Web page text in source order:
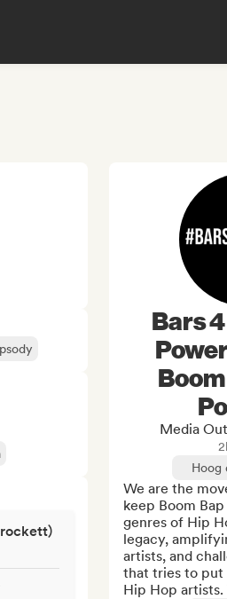
Bars
Media
Hoog
We are the
keep Boom
genres of Hip
legacy,
artists, and
that tries to put
Hip Hop artists.